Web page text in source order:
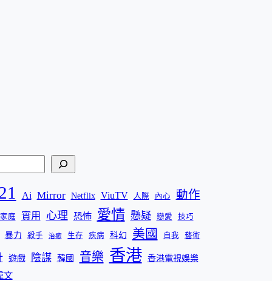
Ai Mirror Netflix ViuTV 人際 內心 動作
家庭 實用 心理 恐怖 愛情 懸疑 戀愛 技巧
暴力 殺手 治癒 生存 疾病 科幻 美國 自我 藝術
遊戲 陰謀 韓國 音樂 香港 香港電視娛樂
文